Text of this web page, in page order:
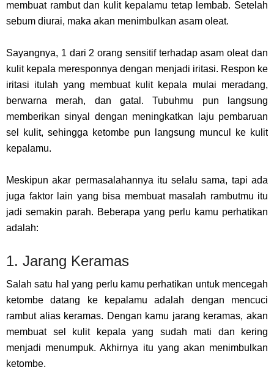
membuat rambut dan kulit kepalamu tetap lembab. Setelah
sebum diurai, maka akan menimbulkan asam oleat.
Sayangnya, 1 dari 2 orang sensitif terhadap asam oleat dan
kulit kepala meresponnya dengan menjadi iritasi. Respon ke
iritasi itulah yang membuat kulit kepala mulai meradang,
berwarna merah, dan gatal. Tubuhmu pun langsung
memberikan sinyal dengan meningkatkan laju pembaruan
sel kulit, sehingga ketombe pun langsung muncul ke kulit
kepalamu.
Meskipun akar permasalahannya itu selalu sama, tapi ada
juga faktor lain yang bisa membuat masalah rambutmu itu
jadi semakin parah. Beberapa yang perlu kamu perhatikan
adalah:
1. Jarang Keramas
Salah satu hal yang perlu kamu perhatikan untuk mencegah
ketombe datang ke kepalamu adalah dengan mencuci
rambut alias keramas. Dengan kamu jarang keramas, akan
membuat sel kulit kepala yang sudah mati dan kering
menjadi menumpuk. Akhirnya itu yang akan menimbulkan
ketombe.